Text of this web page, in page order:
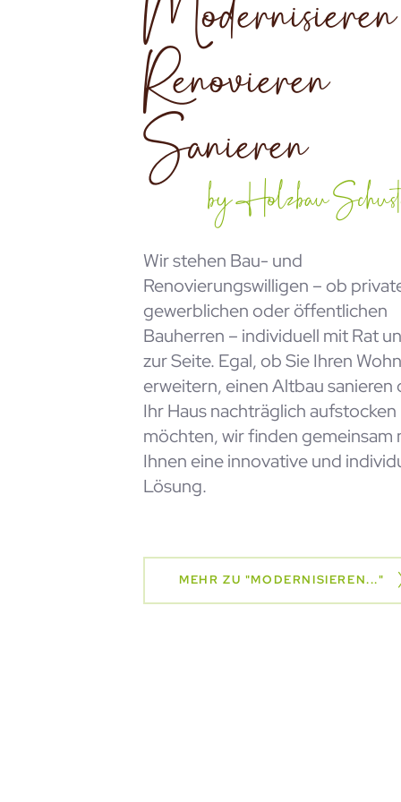
HOME
ÜBER UNS
TINY
HOLZHAUS
KONTAKT
Modernisieren
Renovieren
Sanieren
by Holzbau
Wir stehen Bau- und
Renovierungswilligen – ob
gewerblichen oder öffentlichen
Bauherren – individuell mit Rat
zur Seite. Egal, ob Sie Ihren
erweitern, einen Altbau sanieren
Ihr Haus nachträglich aufstocken
möchten, wir finden gemeinsam
Ihnen eine innovative und
Lösung.
MEHR ZU "MODERNISIEREN..."